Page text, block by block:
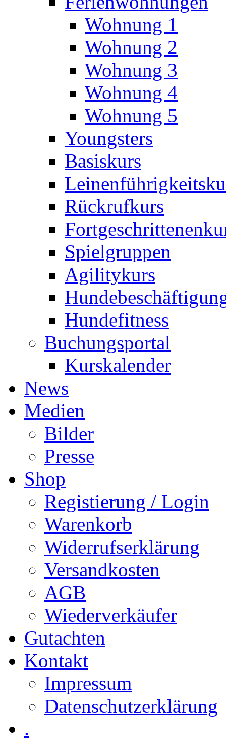
Wohnung 1
Wohnung 2
Wohnung 3
Wohnung 4
Wohnung 5
Youngsters
Basiskurs
Rückrufkurs
Spielgruppen
Agilitykurs
Hundefitness
Buchungsportal
Kurskalender
News
Medien
Bilder
Presse
Shop
Registierung / Login
Warenkorb
Widerrufserklärung
Versandkosten
AGB
Wiederverkäufer
Gutachten
Kontakt
Impressum
Datenschutzerklärung
.